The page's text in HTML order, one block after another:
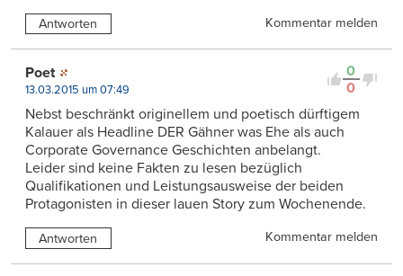
Antworten Kommentar melden
0
0
Poet
13.03.2015 um 07:49
Nebst beschränkt originellem und poetisch dürftigem
Kalauer als Headline DER Gähner was Ehe als auch
Corporate Governance Geschichten anbelangt.
Leider sind keine Fakten zu lesen bezüglich
Qualifikationen und Leistungsausweise der beiden
Protagonisten in dieser lauen Story zum Wochenende.
Antworten Kommentar melden